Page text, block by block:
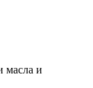
масла и